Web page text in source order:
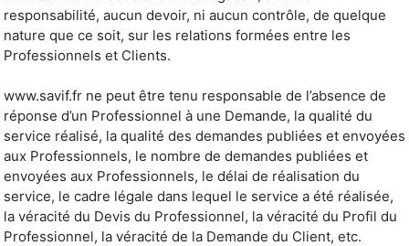
responsabilité, aucun devoir, ni aucun contrôle, de quelque
nature que ce soit, sur les relations formées entre les
Professionnels et Clients.
www.savif.fr ne peut être tenu responsable de l’absence de
réponse d’un Professionnel à une Demande, la qualité du
service réalisé, la qualité des demandes publiées et envoyées
aux Professionnels, le nombre de demandes publiées et
envoyées aux Professionnels, le délai de réalisation du
service, le cadre légale dans lequel le service a été réalisée,
la véracité du Devis du Professionnel, la véracité du Profil du
Professionnel, la véracité de la Demande du Client, etc.